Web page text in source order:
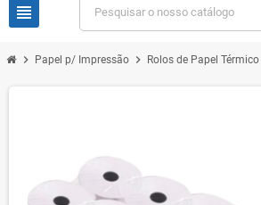
view_headline
chevron_right Papel p/ Impressão chevron_right Rolos de Papel Térmico